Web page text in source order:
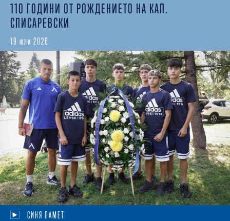
110 ГОДИНИ ОТ РОЖДЕНИЕТО НА КАП.
СПИСАРЕВСКИ
19 юли 2026
СИНЯ ПАМЕТ